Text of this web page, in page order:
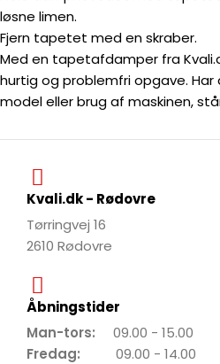
løsne limen.
Fjern tapetet med en skraber.
Med en tapetafdamper fra
hurtig og problemfri opgave.
model eller brug af maskinen,
Kvali.dk - Rødovre
Tørringvej 16
2610 Rødovre
Åbningstider
Man-tors: 09.00 - 15.00
Fredag: 09.00 - 14.00